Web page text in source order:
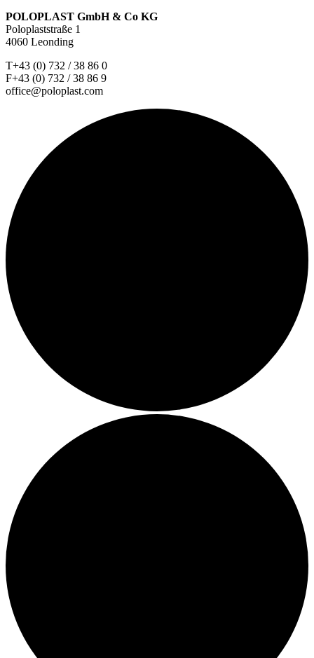
POLOPLAST GmbH & Co KG
Poloplaststraße 1
4060 Leonding
T+43 (0) 732 / 38 86 0
F+43 (0) 732 / 38 86 9
office@poloplast.com